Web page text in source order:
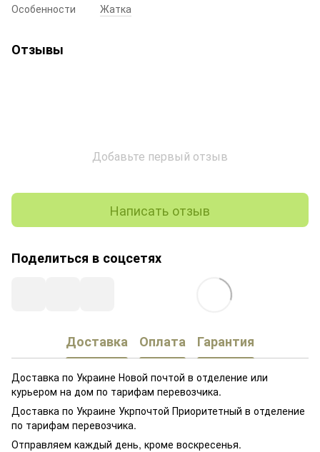
Особенности
Жатка
Отзывы
Добавьте первый отзыв
Написать отзыв
Поделиться в соцсетях
Доставка Оплата Гарантия
Доставка по Украине Новой почтой в отделение или
курьером на дом по тарифам перевозчика.
Доставка по Украине Укрпочтой Приоритетный в отделение
по тарифам перевозчика.
Отправляем каждый день, кроме воскресенья.